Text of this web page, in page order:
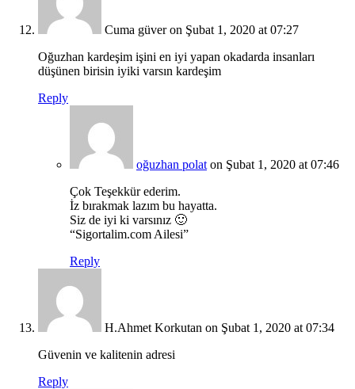
Cuma güver on Şubat 1, 2020 at 07:27
Oğuzhan kardeşim işini en iyi yapan okadarda insanları
düşünen birisin iyiki varsın kardeşim
Reply
oğuzhan polat on Şubat 1, 2020 at 07:46
Çok Teşekkür ederim.
İz bırakmak lazım bu hayatta.
Siz de iyi ki varsınız 🙂
“Sigortalim.com Ailesi”
Reply
H.Ahmet Korkutan on Şubat 1, 2020 at 07:34
Güvenin ve kalitenin adresi
Reply